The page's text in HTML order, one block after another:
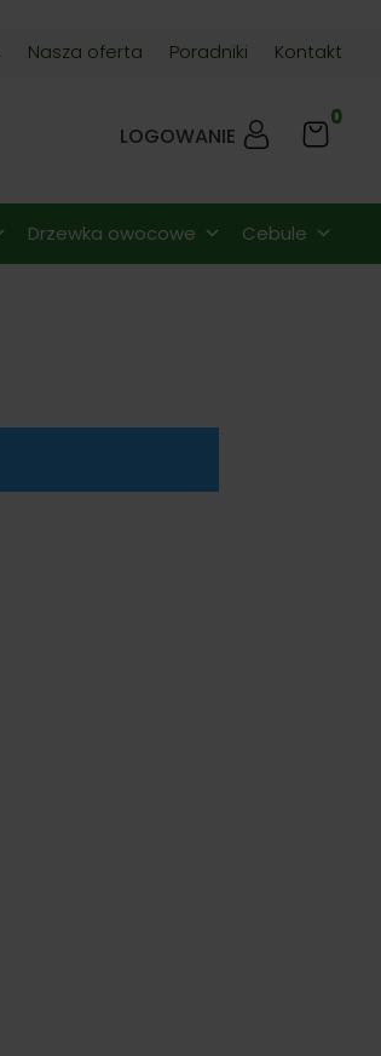
Nasza oferta Poradniki Kontakt
LOGOWANIE
0
Drzewka owocowe Cebule